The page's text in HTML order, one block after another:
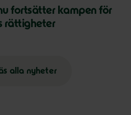
fortsätter kampen för
rättigheter
alla nyheter